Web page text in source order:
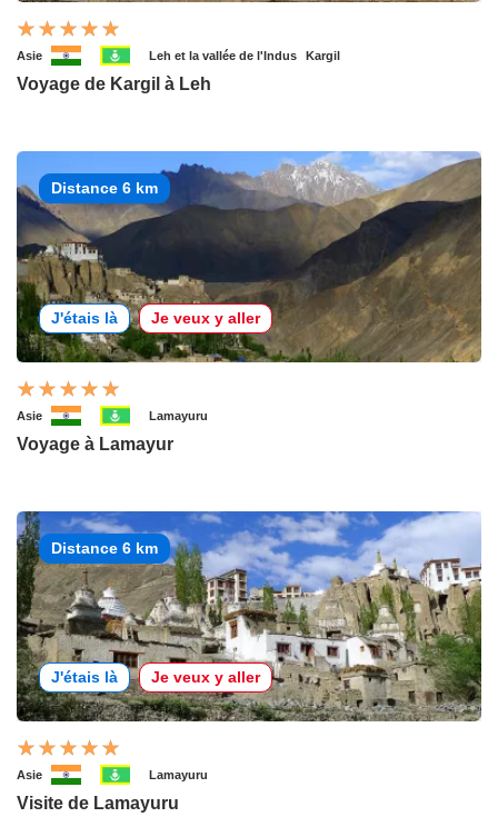
Asie Leh et la vallée de l'Indus Kargil
Voyage de Kargil à Leh
Distance 6 km
J'étais là Je veux y aller
Asie Lamayuru
Voyage à Lamayur
Distance 6 km
J'étais là Je veux y aller
Asie Lamayuru
Visite de Lamayuru